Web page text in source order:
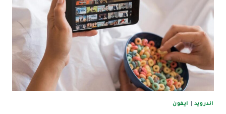
والايفون
2025
اندرويد ايفون